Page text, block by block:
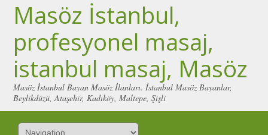
Masöz İstanbul,
profesyonel masaj,
istanbul masaj, Masöz
Masöz İstanbul Bayan Masöz İlanları. İstanbul Masöz Bayanlar,
Beylikdüzü, Ataşehir, Kadıköy, Maltepe, Şişli